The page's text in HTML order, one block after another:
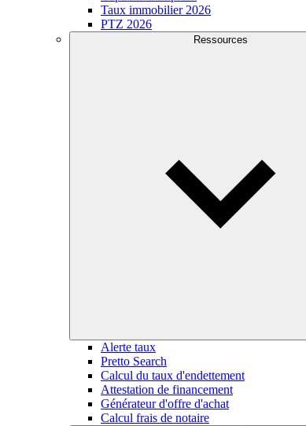
Taux immobilier 2026
PTZ 2026
Ressources
Alerte taux
Pretto Search
Calcul du taux d'endettement
Attestation de financement
Générateur d'offre d'achat
Calcul frais de notaire